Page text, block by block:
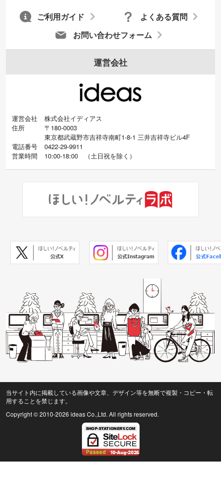
お問い合わせフォーム
よくある質問
ご利用ガイド
運営会社
運営会社
株式会社イディアス
住所
〒180-0003
東京都武蔵野市吉祥寺南町1-8-1 三井吉祥寺ビル4F
電話番号
0422-29-9911
営業時間
10:00-18:00 （土日祝を除く）
当サイト内に掲載している画像や文章、デザイン等を無断で複製・コピー・転
用することを禁じます。
Copyright © 2010-2026 ideas Co.,Ltd. All rights reserved.